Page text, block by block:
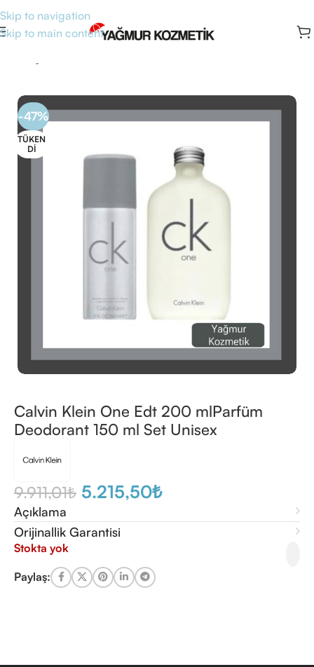
Skip to navigation
Skip to main content
-47%
TÜKEN
DI
Calvin Klein One Edt 200 mlParfüm
Deodorant 150 ml Set Unisex
9.911,01₺ 5.215,50₺
Açıklama
Orijinallik Garantisi
Stokta yok
Paylaş: